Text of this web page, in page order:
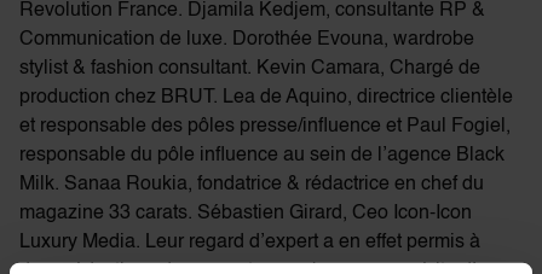
Revolution France. Djamila Kedjem, consultante RP &
Communication de luxe. Dorothée Evouna, wardrobe
stylist & fashion consultant. Kevin Camara, Chargé de
production chez BRUT. Lea de Aquino, directrice clientèle
et responsable des pôles presse/influence et Paul Fogiel,
responsable du pôle influence au sein de l’agence Black
Milk. Sanaa Roukia, fondatrice & rédactrice en chef du
magazine 33 carats. Sébastien Girard, Ceo Icon-Icon
Luxury Media. Leur regard d’expert a en effet permis à